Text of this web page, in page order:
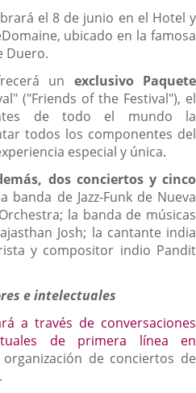
el 8 de junio en el Hotel y
ubicado en la famosa
Duero.
un exclusivo Paquete
("Friends of the Festival"), el
de todo el mundo la
todos los componentes del
especial y única.
dos conciertos y cinco
banda de Jazz-Funk de Nueva
la banda de músicas
Josh; la cantante india
y compositor indio Pandit
e intelectuales
a través de conversaciones
de primera línea en
de conciertos de